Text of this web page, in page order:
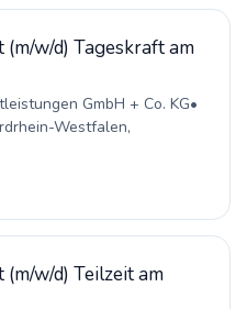
w/d) Tageskraft am
GmbH + Co. KG•
Westfalen,
w/d) Teilzeit am